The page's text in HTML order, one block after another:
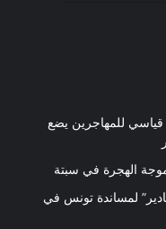
للمهاجرين يضع
موجة الهجرة في سبتة
لمساندة تونس في